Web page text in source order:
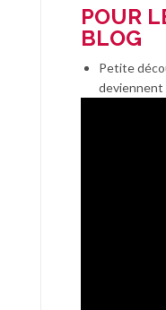
POUR
BLOG
Petite
deviennent